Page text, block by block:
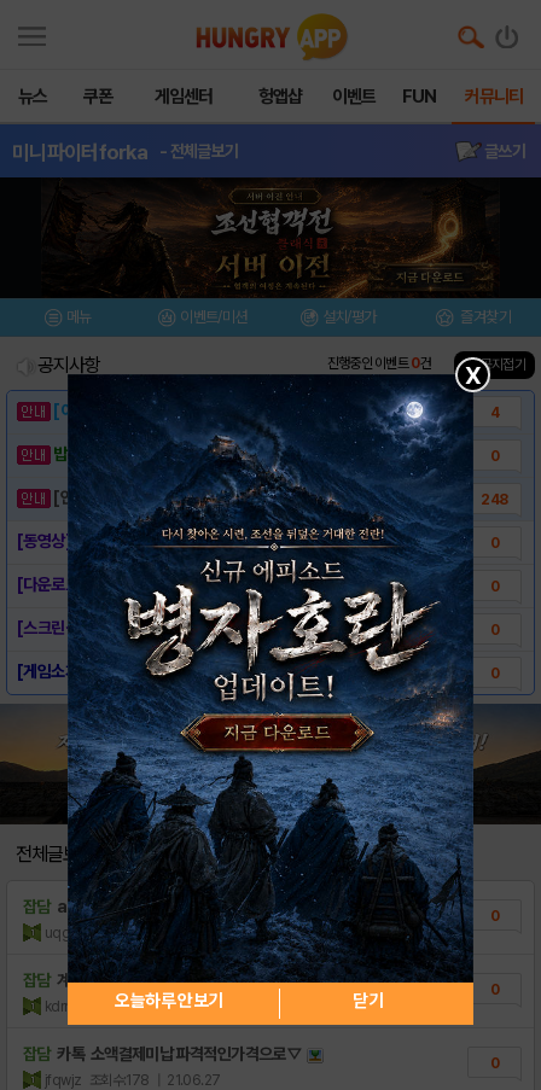
뉴스 쿠폰 게임센터 헝앱샵 이벤트 FUN 커뮤니티
미니파이터forka - 전체글보기 글쓰기
메뉴 이벤트/미션 설치/평가 즐겨찾기
공지사항 진행중인 이벤트0건 ▲ 공지접기
[이벤트] 웃음으로 매일매일 해피! 유머 게시.. 4
밥알이의 헝앱통신 ⑲ “밥알이, 드디어 멀티를.. 0
[안내] 헝그리앱 필수 상식! 밥알 획득 안내.. 248
[동영상] - 미니파이터 for kakao 0
[다운로드링크] - 미니파이터 for kaka.. 0
[스크린샷] - 미니파이터 for kakao 0
[게임소개] - 미니파이터 for kakao 0
전체글보기
잡담 akh12345akh
uqgzwq 조회수:220 | 22.10.06
0
잡담 계정사요강혁이나s급캐릭있는아이디만
kdrmkb 조회수:358 | 22.09.23
0
잡담 카톡 소액결제미납 파격적인가격으로∇
jfqwjz 조회수:178 | 21.06.27
0
X
오늘하루 안보기 닫기